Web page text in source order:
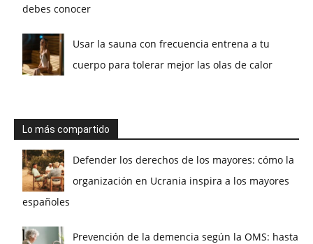
debes conocer
Usar la sauna con frecuencia entrena a tu
cuerpo para tolerar mejor las olas de calor
Lo más compartido
Defender los derechos de los mayores: cómo la
organización en Ucrania inspira a los mayores
españoles
Prevención de la demencia según la OMS: hasta